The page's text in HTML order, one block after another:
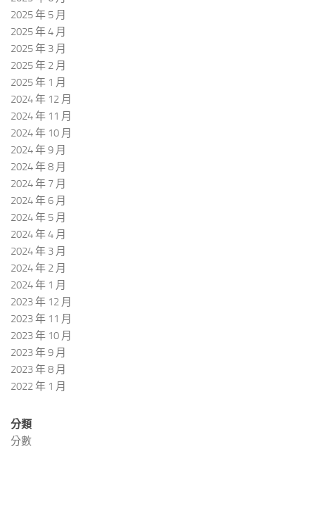
2025 年 5 月
2025 年 4 月
2025 年 3 月
2025 年 2 月
2025 年 1 月
2024 年 12 月
2024 年 11 月
2024 年 10 月
2024 年 9 月
2024 年 8 月
2024 年 7 月
2024 年 6 月
2024 年 5 月
2024 年 4 月
2024 年 3 月
2024 年 2 月
2024 年 1 月
2023 年 12 月
2023 年 11 月
2023 年 10 月
2023 年 9 月
2023 年 8 月
2022 年 1 月
分類
分數